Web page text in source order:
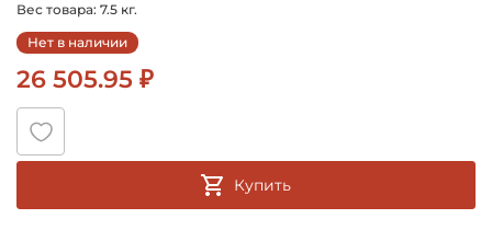
Вес товара: 7.5 кг.
Нет в наличии
26 505.95 ₽
Купить